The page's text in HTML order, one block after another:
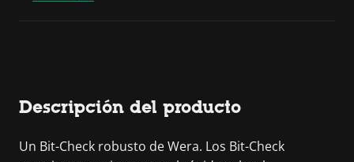
Descripción del producto
Un Bit-Check robusto de Wera. Los Bit-Check